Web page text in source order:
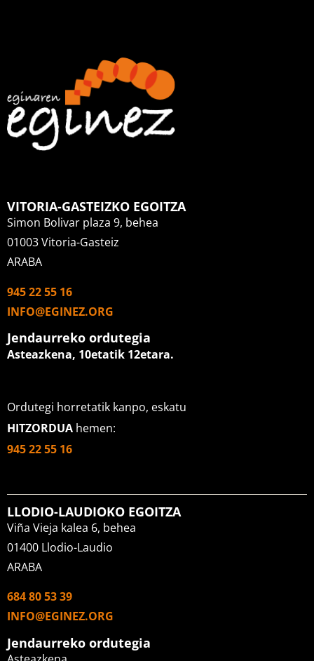
VITORIA-GASTEIZKO EGOITZA
Simon Bolivar plaza 9, behea
01003 Vitoria-Gasteiz
ARABA
945 22 55 16
INFO@EGINEZ.ORG
Jendaurreko ordutegia
Asteazkena, 10etatik 12etara.
Ordutegi horretatik kanpo, eskatu
HITZORDUA hemen:
945 22 55 16
LLODIO-LAUDIOKO EGOITZA
Viña Vieja kalea 6, behea
01400 Llodio-Laudio
ARABA
684 80 53 39
INFO@EGINEZ.ORG
Jendaurreko ordutegia